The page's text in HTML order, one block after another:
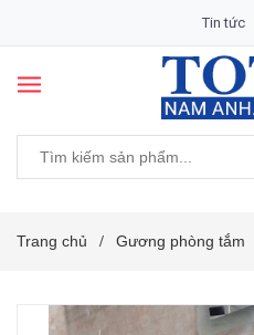
Tin tức
Trang chủ / Gương phòng tắm